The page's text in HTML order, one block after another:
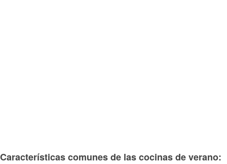
Características comunes de las cocinas de verano: